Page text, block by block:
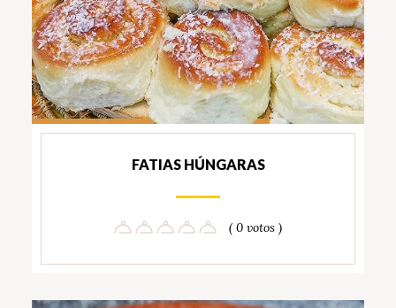
FATIAS HÚNGARAS
( 0 votos )